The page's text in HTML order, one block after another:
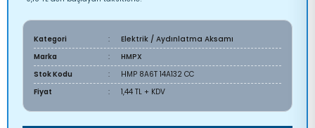
Kategori
Elektrik / Aydınlatma Aksamı
Marka
HMPX
Stok Kodu
HMP 8A6T 14A132 CC
Fiyat
1,44 TL + KDV